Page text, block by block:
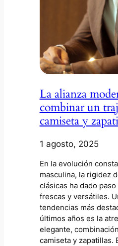
La alianza
combinar un
camiseta y
1 agosto, 2025
En la evolución
masculina, la rigidez
clásicas ha dado
frescas y versátiles.
tendencias más
últimos años es la
elegante,
camiseta y zapatillas.